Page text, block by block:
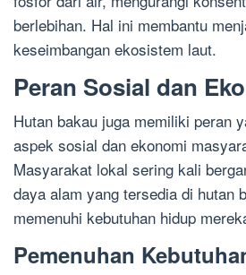
berlebihan. Hal ini membantu
keseimbangan ekosistem laut.
Peran Sosial dan
Hutan bakau juga memiliki peran
aspek sosial dan ekonomi
Masyarakat lokal sering kali
daya alam yang tersedia di hutan
memenuhi kebutuhan hidup
Pemenuhan